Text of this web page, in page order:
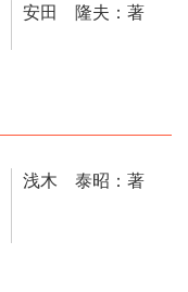
安田 隆夫：著
浅木 泰昭：著